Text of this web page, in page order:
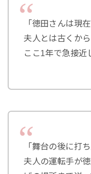
「徳田さんは現
夫人とは古くか
ここ1年で急接近
「舞台の後に打
夫人の運転手が